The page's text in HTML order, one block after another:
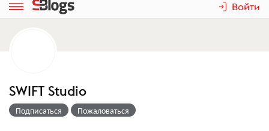
Войти
SWIFT Studio
Подписаться Пожаловаться